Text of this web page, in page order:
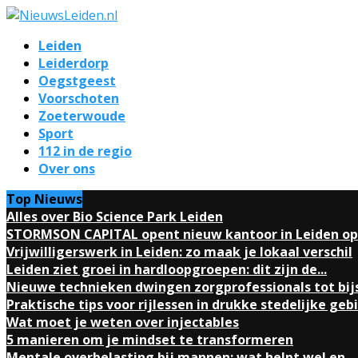
Leiden
Leiderdorp
Oegstgeest
Voorschoten
Zoeterwoude
Sport
112 in de regio
Over ons
Top Nieuws
Alles over Bio Science Park Leiden
STORMSON CAPITAL opent nieuw kantoor in Leiden
Vrijwilligerswerk in Leiden: zo maak je lokaal verschil
Leiden ziet groei in hardloopgroepen: dit zijn de...
Nieuwe technieken dwingen zorgprofessionals tot
Praktische tips voor rijlessen in drukke stedelijke
Wat moet je weten over injectables
5 manieren om je mindset te transformeren